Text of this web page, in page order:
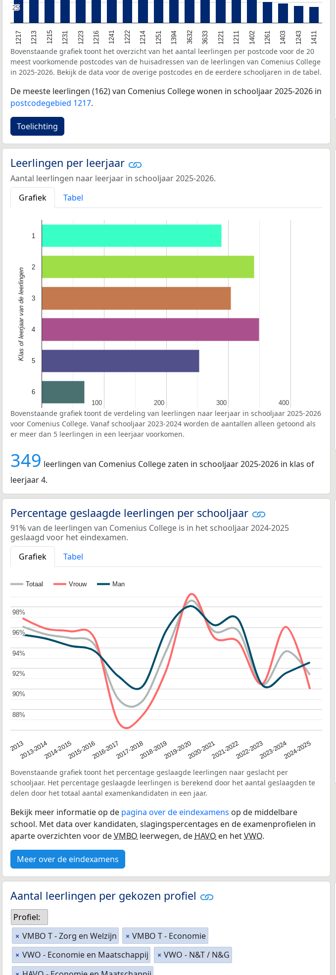
1217 1213 1215 1231 1223 1216 1241 1222 1214 1251 1394 3632 3633 1221 1211 1402 1261 1403 1243 1411
25
25
Bovenstaande grafiek toont het overzicht van het aantal leerlingen per postcode voor de 20
meest voorkomende postcodes van de huisadressen van de leerlingen van Comenius College
in 2025-2026. Bekijk de data voor de overige postcodes en de eerdere schooljaren in de tabel.
De meeste leerlingen (162) van Comenius College wonen in schooljaar 2025-2026 in
postcodegebied 1217.
Toelichting
Leerlingen per leerjaar
Aantal leerlingen naar leerjaar in schooljaar 2025-2026.
Grafiek
Tabel
100
100 200
200 300
300 400
400
1
2
3
4
5
6
Klas of leerjaar van de leerlingen
Bovenstaande grafiek toont de verdeling van leerlingen naar leerjaar in schooljaar 2025-2026
voor Comenius College. Vanaf schooljaar 2023-2024 worden de aantallen alleen getoond als
er meer dan 5 leerlingen in een leerjaar voorkomen.
349 leerlingen van Comenius College zaten in schooljaar 2025-2026 in klas of
leerjaar 4.
Percentage geslaagde leerlingen per schooljaar
91% van de leerlingen van Comenius College is in het schooljaar 2024-2025
geslaagd voor het eindexamen.
Grafiek
Tabel
Totaal Vrouw Man
20132013-20142014-20152015-20162016-20172017-20182018-20192019-20202020-20212021-20222022-20232023-20242024-2025
88%
88%
90%
90%
92%
92%
94%
94%
96%
96%
98%
98%
Bovenstaande grafiek toont het percentage geslaagde leerlingen naar geslacht per
schooljaar. Het percentage geslaagde leerlingen is berekend door het aantal geslaagden te
delen door het totaal aantal examenkandidaten in een jaar.
Bekijk meer informatie op de pagina over de eindexamens op de middelbare
school. Met data over kandidaten, slagingspercentages en de examenprofielen in
aparte overzichten voor deVMBO leerwegen, de HAVO en hetVWO.
Meer over de eindexamens
Aantal leerlingen per gekozen profiel
Profiel:
× VMBO T - Zorg en Welzijn × VMBO T - Economie
× VWO - Economie en Maatschappij × VWO - N&T / N&G